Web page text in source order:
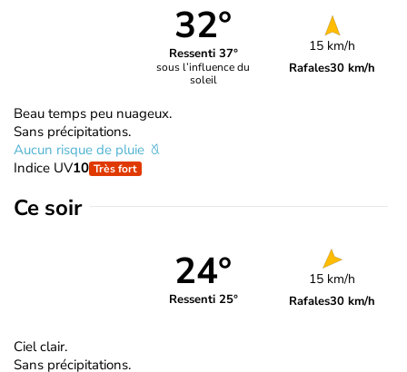
32°
Ressenti 37°
sous l’influence du
soleil
15 km/h
Rafales30 km/h
Beau temps peu nuageux.
Sans précipitations.
Aucun risque de pluie
Indice UV10 Très fort
Ce soir
24°
Ressenti 25°
15 km/h
Rafales30 km/h
Ciel clair.
Sans précipitations.